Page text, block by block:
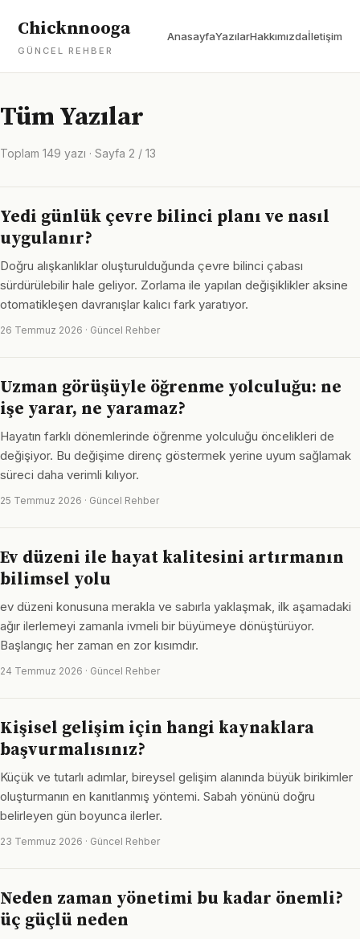
Chicknnooga
GÜNCEL REHBER
AnasayfaYazılarHakkımızdaİletişim
Tüm Yazılar
Toplam 149 yazı · Sayfa 2 / 13
Yedi günlük çevre bilinci planı ve nasıl
uygulanır?
Doğru alışkanlıklar oluşturulduğunda çevre bilinci çabası
sürdürülebilir hale geliyor. Zorlama ile yapılan değişiklikler aksine
otomatikleşen davranışlar kalıcı fark yaratıyor.
26 Temmuz 2026 · Güncel Rehber
Uzman görüşüyle öğrenme yolculuğu: ne
işe yarar, ne yaramaz?
Hayatın farklı dönemlerinde öğrenme yolculuğu öncelikleri de
değişiyor. Bu değişime direnç göstermek yerine uyum sağlamak
süreci daha verimli kılıyor.
25 Temmuz 2026 · Güncel Rehber
Ev düzeni ile hayat kalitesini artırmanın
bilimsel yolu
ev düzeni konusuna merakla ve sabırla yaklaşmak, ilk aşamadaki
ağır ilerlemeyi zamanla ivmeli bir büyümeye dönüştürüyor.
Başlangıç her zaman en zor kısımdır.
24 Temmuz 2026 · Güncel Rehber
Kişisel gelişim için hangi kaynaklara
başvurmalısınız?
Küçük ve tutarlı adımlar, bireysel gelişim alanında büyük birikimler
oluşturmanın en kanıtlanmış yöntemi. Sabah yönünü doğru
belirleyen gün boyunca ilerler.
23 Temmuz 2026 · Güncel Rehber
Neden zaman yönetimi bu kadar önemli?
üç güçlü neden